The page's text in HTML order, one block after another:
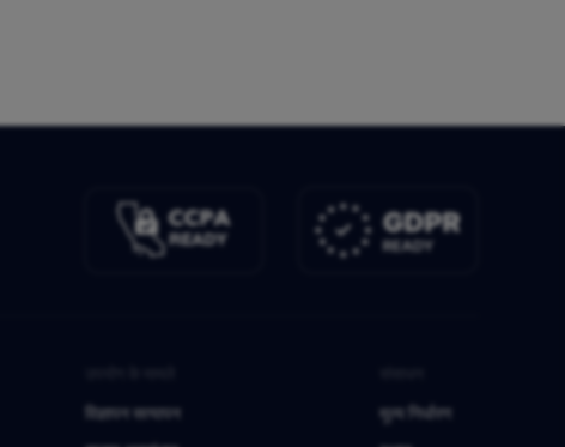
विज्ञापन सत्यापन
मूल्य निर्धारण